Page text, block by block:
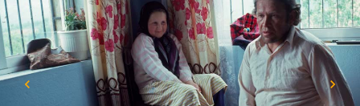
keyboard_arrow_left keyboard_arrow_right